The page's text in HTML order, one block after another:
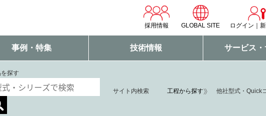
採用情報 GLOBAL SITE ログイン
事例・特集 技術情報 サービス・
探す
サイト内検索 工程から探す 他社型式・Quick